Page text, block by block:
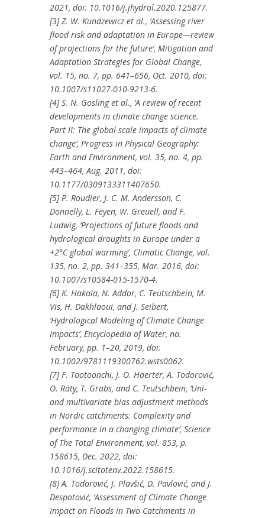
2021, doi: 10.1016/j.jhydrol.2020.125877.
[3] Z. W. Kundzewicz et al., ‘Assessing river
flood risk and adaptation in Europe—review
of projections for the future’, Mitigation and
Adaptation Strategies for Global Change,
vol. 15, no. 7, pp. 641–656, Oct. 2010, doi:
10.1007/s11027-010-9213-6.
[4] S. N. Gosling et al., ‘A review of recent
developments in climate change science.
Part II: The global-scale impacts of climate
change’, Progress in Physical Geography:
Earth and Environment, vol. 35, no. 4, pp.
443–464, Aug. 2011, doi:
10.1177/0309133311407650.
[5] P. Roudier, J. C. M. Andersson, C.
Donnelly, L. Feyen, W. Greuell, and F.
Ludwig, ‘Projections of future floods and
hydrological droughts in Europe under a
+2°C global warming’, Climatic Change, vol.
135, no. 2, pp. 341–355, Mar. 2016, doi:
10.1007/s10584-015-1570-4.
[6] K. Hakala, N. Addor, C. Teutschbein, M.
Vis, H. Dakhlaoui, and J. Seibert,
‘Hydrological Modeling of Climate Change
Impacts’, Encyclopedia of Water, no.
February, pp. 1–20, 2019, doi:
10.1002/9781119300762.wsts0062.
[7] F. Tootoonchi, J. O. Haerter, A. Todorović,
O. Räty, T. Grabs, and C. Teutschbein, ‘Uni-
and multivariate bias adjustment methods
in Nordic catchments: Complexity and
performance in a changing climate’, Science
of The Total Environment, vol. 853, p.
158615, Dec. 2022, doi:
10.1016/j.scitotenv.2022.158615.
[8] A. Todorović, J. Plavšić, D. Pavlović, and J.
Despotović, ‘Assessment of Climate Change
Impact on Floods in Two Catchments in